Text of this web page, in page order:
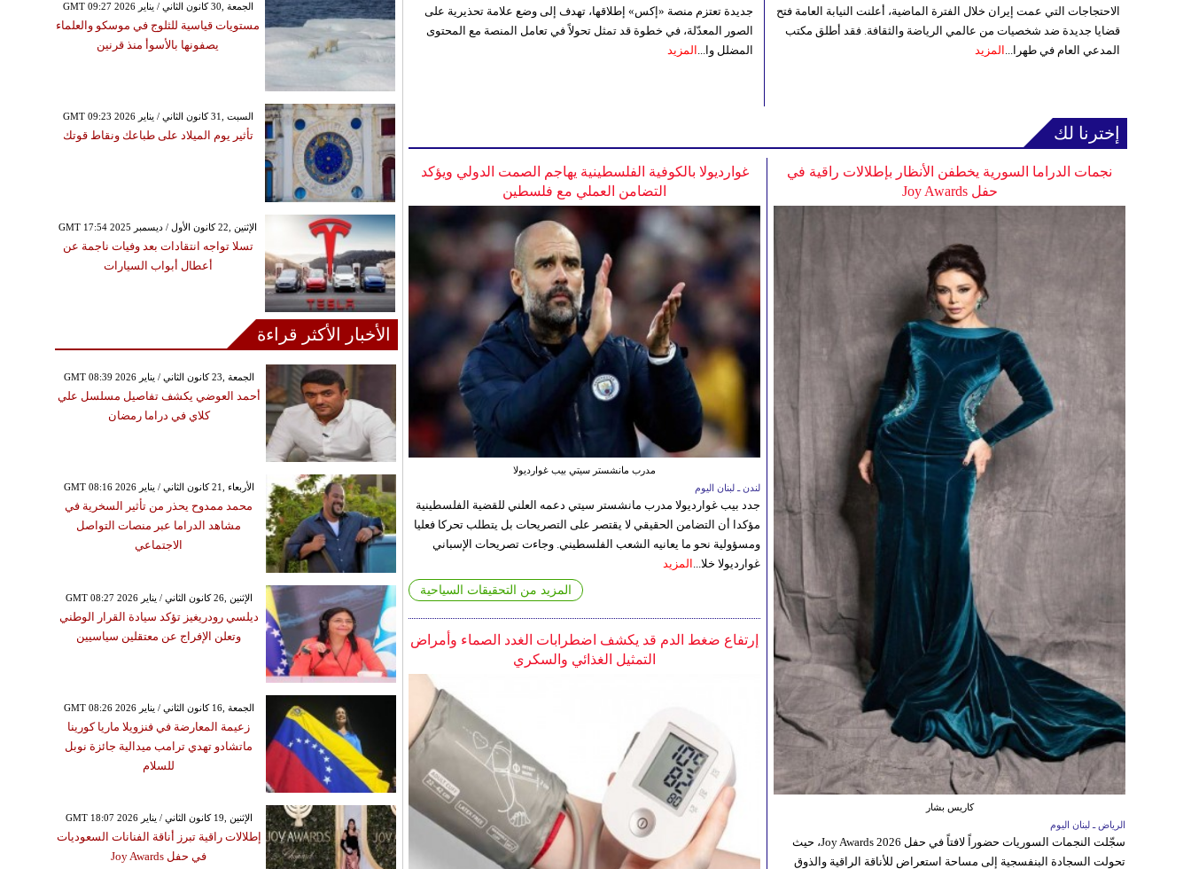
جديدة تعتزم منصة «إكس» إطلاقها، تهدف إلى وضع علامة تحذيرية على
الصور المعدّلة، في خطوة قد تمثل تحولاً في تعامل المنصة مع المحتوى
المضلل وا...
المزيد
الاحتجاجات التي عمت إيران خلال الفترة الماضية، أعلنت النيابة العامة فتح
قضايا جديدة ضد شخصيات من عالمي الرياضة والثقافة. فقد أطلق مكتب
المدعي العام في طهرا...
المزيد
إخترنا لك
غوارديولا بالكوفية الفلسطينية يهاجم الصمت الدولي ويؤكد
التضامن العملي مع فلسطين
مدرب مانشستر سيتي بيب غوارديولا
لندن ـ لبنان اليوم
جدد بيب غوارديولا مدرب مانشستر سيتي دعمه العلني للقضية الفلسطينية
مؤكدا أن التضامن الحقيقي لا يقتصر على التصريحات بل يتطلب تحركا فعليا
ومسؤولية نحو ما يعانيه الشعب الفلسطيني. وجاءت تصريحات الإسباني
غوارديولا خلا... المزيد
المزيد من التحقيقات السياحية
إرتفاع ضغط الدم قد يكشف اضطرابات الغدد الصماء وأمراض
التمثيل الغذائي والسكري
نجمات الدراما السورية يخطفن الأنظار بإطلالات راقية في
حفل Joy Awards
كاريس بشار
الرياض ـ لبنان اليوم
سجّلت النجمات السوريات حضوراً لافتاً في حفل Joy Awards 2026، حيث
تحولت السجادة البنفسجية إلى مساحة استعراض للأناقة الراقية والذوق
GMT 09:27 2026 الجمعة ,30 كانون الثاني / يناير
مستويات قياسية للثلوج في موسكو والعلماء
يصفونها بالأسوأ منذ قرنين
GMT 09:23 2026 السبت ,31 كانون الثاني / يناير
تأثير يوم الميلاد على طباعك ونقاط قوتك
GMT 17:54 2025 الإثنين ,22 كانون الأول / ديسمبر
تسلا تواجه انتقادات بعد وفيات ناجمة عن
أعطال أبواب السيارات
الأخبار الأكثر قراءة
GMT 08:39 2026 الجمعة ,23 كانون الثاني / يناير
أحمد العوضي يكشف تفاصيل مسلسل علي
كلاي في دراما رمضان
GMT 08:16 2026 الأربعاء ,21 كانون الثاني / يناير
محمد ممدوح يحذر من تأثير السخرية في
مشاهد الدراما عبر منصات التواصل
الاجتماعي
GMT 08:27 2026 الإثنين ,26 كانون الثاني / يناير
ديلسي رودريغيز تؤكد سيادة القرار الوطني
وتعلن الإفراج عن معتقلين سياسيين
GMT 08:26 2026 الجمعة ,16 كانون الثاني / يناير
زعيمة المعارضة في فنزويلا ماريا كورينا
ماتشادو تهدي ترامب ميدالية جائزة نوبل
للسلام
GMT 18:07 2026 الإثنين ,19 كانون الثاني / يناير
إطلالات راقية تبرز أناقة الفنانات السعوديات
في حفل Joy Awards